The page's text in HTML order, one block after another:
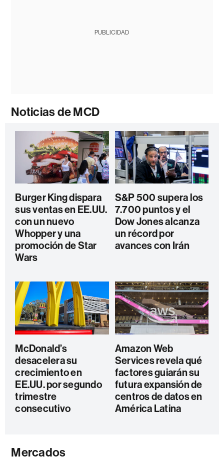
PUBLICIDAD
Noticias de MCD
Burger King dispara
sus ventas en EE.UU.
con un nuevo
Whopper y una
promoción de Star
Wars
S&P 500 supera los
7.700 puntos y el
Dow Jones alcanza
un récord por
avances con Irán
McDonald’s
desacelera su
crecimiento en
EE.UU. por segundo
trimestre
consecutivo
Amazon Web
Services revela qué
factores guiarán su
futura expansión de
centros de datos en
América Latina
Mercados